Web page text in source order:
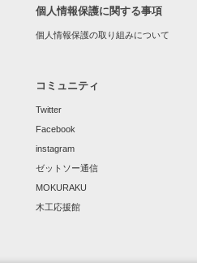
個人情報保護に関する事項
個人情報保護の取り組みについて
コミュニティ
Twitter
Facebook
instagram
ゼットソー通信
MOKURAKU
木工応援館